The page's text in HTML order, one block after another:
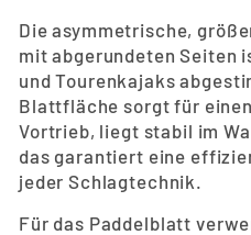
Die asymmetrische,
mit abgerundeten Seiten
und Tourenkajaks
Blattfläche sorgt für
Vortrieb, liegt stabil im
das garantiert eine
jeder Schlagtechnik.
Für das Paddelblatt